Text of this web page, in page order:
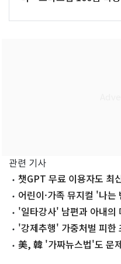
관련 기사
챗GPT 무료 이용자도 최
어린이·가족 뮤지컬 '나
동, 무대서도"
'일타강사' 남편과 아내
린 17년
'강제추행' 가중처벌 피한
美, 韓 '가짜뉴스법'도 문